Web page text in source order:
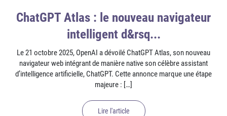
ChatGPT Atlas : le nouveau navigateur
intelligent d&rsq...
Le 21 octobre 2025, OpenAI a dévoilé ChatGPT Atlas, son nouveau
navigateur web intégrant de manière native son célèbre assistant
d’intelligence artificielle, ChatGPT. Cette annonce marque une étape
majeure : […]
Lire l'article